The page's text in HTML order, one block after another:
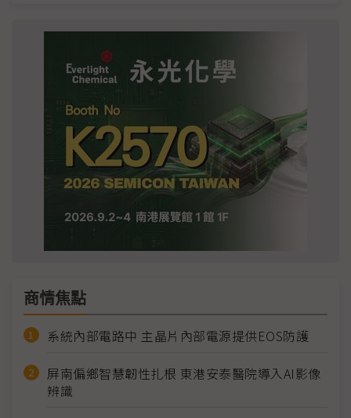
商情焦點
系統內部電路中 主晶片內部電源提供EOS防護
屏南偏鄉智慧韌性扎根 東港安泰醫院導入AI影像
辨識